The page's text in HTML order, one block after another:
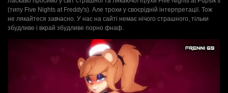
(типу Five Nights at Freddy's). Але трохи у своєрідній інтерпретації. Тож
не лякайтеся завчасно. У нас на сайті немає нічого страшного, тільки
збудливе і вкрай збудливе порно фнаф.